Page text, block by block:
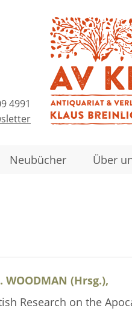
4991
Neubücher Über
WOODMAN (Hrsg.),
Research on the